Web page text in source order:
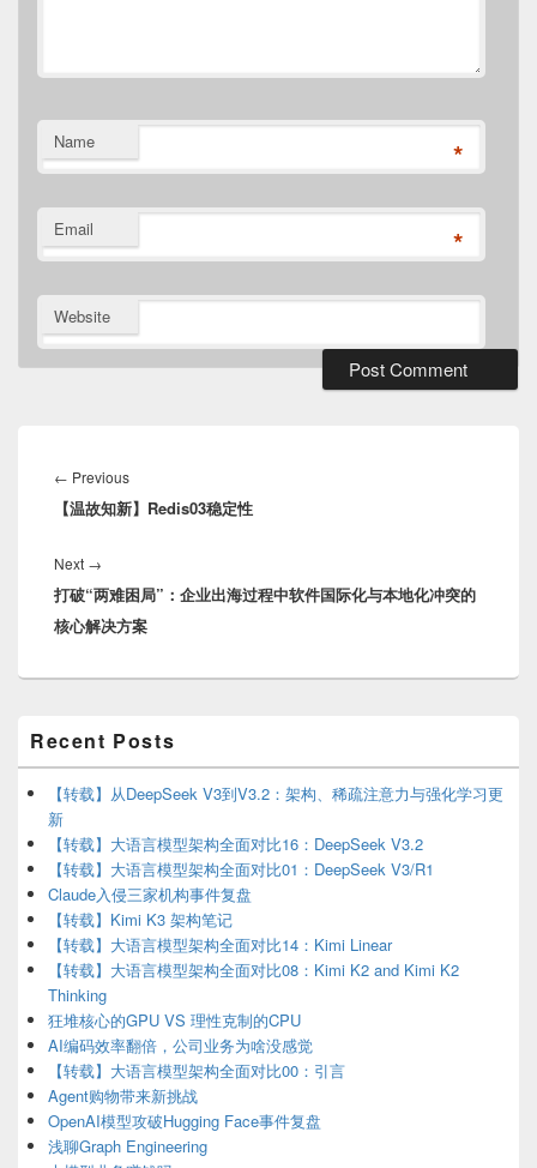
Name *
Email *
Website
navigation
← PreviousPrevious
post:
【温故知新】Redis03稳定性
Next →
post:
打破“两难困局”：企业出海过程中软件国际化与本地化冲突的
核心解决方案
Sidebar
Widget
Area
Recent Posts
【转载】从DeepSeek V3到V3.2：架构、稀疏注意力与强化学习更
新
【转载】大语言模型架构全面对比16：DeepSeek V3.2
【转载】大语言模型架构全面对比01：DeepSeek V3/R1
Claude入侵三家机构事件复盘
【转载】Kimi K3 架构笔记
【转载】大语言模型架构全面对比14：Kimi Linear
【转载】大语言模型架构全面对比08：Kimi K2 and Kimi K2
Thinking
狂堆核心的GPU VS 理性克制的CPU
AI编码效率翻倍，公司业务为啥没感觉
【转载】大语言模型架构全面对比00：引言
Agent购物带来新挑战
OpenAI模型攻破Hugging Face事件复盘
浅聊Graph Engineering